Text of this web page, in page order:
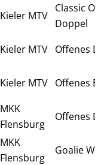
Kieler MTV
Classic
Doppel
Kieler MTV Offenes
Kieler MTV Offenes
MKK
Flensburg
Offenes
MKK
Flensburg
Goalie War